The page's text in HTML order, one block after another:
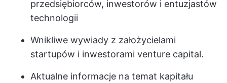
przedsiębiorców, inwestorów i entuzjastów
technologii
Wnikliwe wywiady z założycielami
startupów i inwestorami venture capital.
Aktualne informacje na temat kapitału